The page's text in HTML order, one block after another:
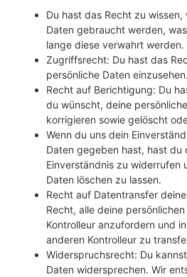
Du hast das Recht zu
Daten gebraucht werden,
lange diese verwahrt werden.
Zugriffsrecht: Du hast das
persönliche Daten einzusehen.
Recht auf Berichtigung: Du
du wünscht, deine
korrigieren sowie gelöscht
Wenn du uns dein
Daten gegeben hast, hast du
Einverständnis zu widerrufen
Daten löschen zu lassen.
Recht auf Datentransfer
Recht, alle deine
Kontrolleur anzufordern und
anderen Kontrolleur zu
Widerspruchsrecht: Du
Daten widersprechen. Wir